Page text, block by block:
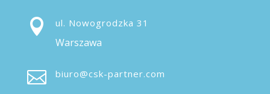
 ul. Nowogrodzka 31
Warszawa
 biuro@csk-partner.com